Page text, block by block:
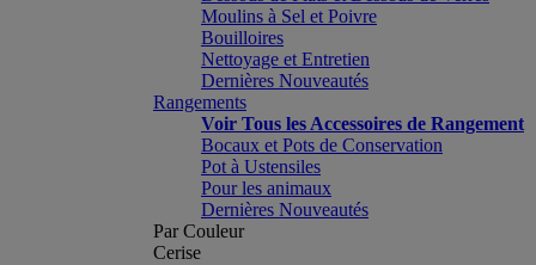
Moulins à Sel et Poivre
Bouilloires
Nettoyage et Entretien
Dernières Nouveautés
Rangements
Voir Tous les Accessoires de Rangement
Bocaux et Pots de Conservation
Pot à Ustensiles
Pour les animaux
Dernières Nouveautés
Par Couleur
Cerise